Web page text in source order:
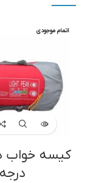
اتمام موجودی
درجه